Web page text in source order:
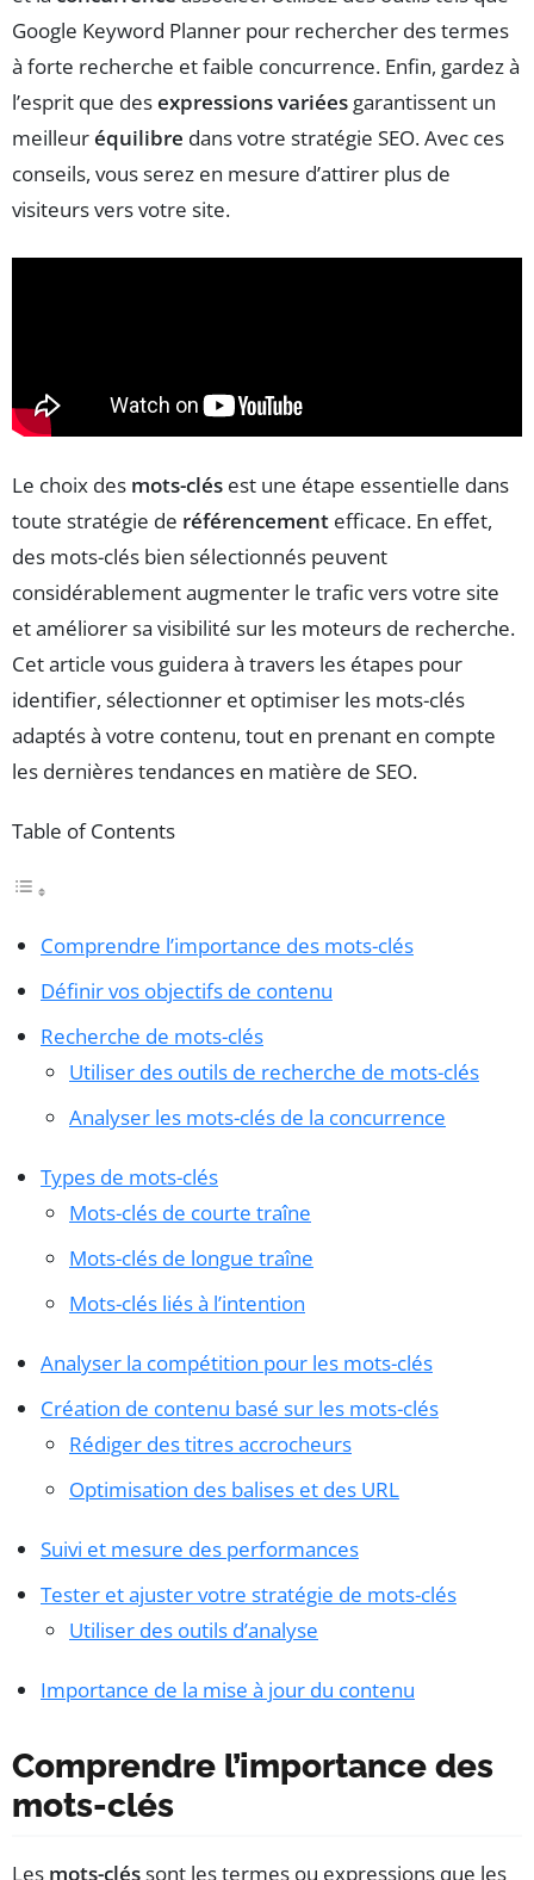
Google Keyword Planner pour rechercher des termes
à forte recherche et faible concurrence. Enfin, gardez à
l’esprit que desexpressions variées garantissent un
meilleuréquilibre dans votre stratégie SEO. Avec ces
conseils, vous serez en mesure d’attirer plus de
visiteurs vers votre site.
Le choix des mots-clés est une étape essentielle dans
toute stratégie de référencement efficace. En effet,
des mots-clés bien sélectionnés peuvent
considérablement augmenter le trafic vers votre site
et améliorer sa visibilité sur les moteurs de recherche.
Cet article vous guidera à travers les étapes pour
identifier, sélectionner et optimiser les mots-clés
adaptés à votre contenu, tout en prenant en compte
les dernières tendances en matière de SEO.
Table of Contents
Comprendre l’importance des mots-clés
Définir vos objectifs de contenu
Recherche de mots-clés
Utiliser des outils de recherche de mots-clés
Analyser les mots-clés de la concurrence
Types de mots-clés
Mots-clés de courte traîne
Mots-clés de longue traîne
Mots-clés liés à l’intention
Analyser la compétition pour les mots-clés
Création de contenu basé sur les mots-clés
Rédiger des titres accrocheurs
Optimisation des balises et des URL
Suivi et mesure des performances
Tester et ajuster votre stratégie de mots-clés
Utiliser des outils d’analyse
Importance de la mise à jour du contenu
Comprendre l’importance des
mots-clés
Les mots-cléssont les termes ou expressions que les